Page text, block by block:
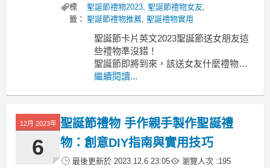
標
籤：
聖誕節禮物2023, 聖誕節禮物女友,
聖誕節禮物推薦, 聖誕禮物實用
聖誕節卡片英文2023聖誕節送女朋友這
些禮物準沒錯！
聖誕節即將到來，該送女友什麼禮物比
較好呢?聖誕節卡片英文
英文 聖誕節祝福語英文 祝福卡片英文
生日卡片英文 英文卡片開頭
她比較喜歡獨一無二的東西聖誕
繼續閱讀...
12月 2023年
6
聖誕節禮物 手作親手製作聖誕禮
物：創意DIY指南與實用技巧
最後更新於 2023.12.6 23:05 瀏覽人次 :195